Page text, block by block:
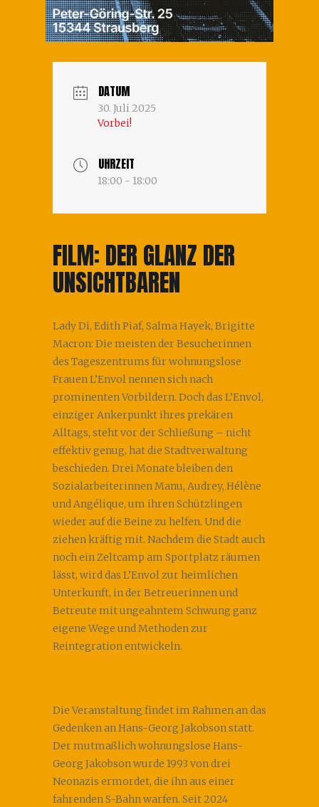
DATUM
30. Juli 2025
Vorbei!
UHRZEIT
18:00 - 18:00
FILM: DER GLANZ DER
UNSICHTBAREN
Lady Di, Edith Piaf, Salma Hayek, Brigitte
Macron: Die meisten der Besucherinnen
des Tageszentrums für wohnungslose
Frauen L’Envol nennen sich nach
prominenten Vorbildern. Doch das L’Envol,
einziger Ankerpunkt ihres prekären
Alltags, steht vor der Schließung – nicht
effektiv genug, hat die Stadtverwaltung
beschieden. Drei Monate bleiben den
Sozialarbeiterinnen Manu, Audrey, Hélène
und Angélique, um ihren Schützlingen
wieder auf die Beine zu helfen. Und die
ziehen kräftig mit. Nachdem die Stadt auch
noch ein Zeltcamp am Sportplatz räumen
lässt, wird das L’Envol zur heimlichen
Unterkunft, in der Betreuerinnen und
Betreute mit ungeahntem Schwung ganz
eigene Wege und Methoden zur
Reintegration entwickeln.
Die Veranstaltung findet im Rahmen an das
Gedenken an Hans-Georg Jakobson statt.
Der mutmaßlich wohnungslose Hans-
Georg Jakobson wurde 1993 von drei
Neonazis ermordet, die ihn aus einer
fahrenden S-Bahn warfen. Seit 2024